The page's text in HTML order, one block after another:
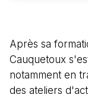
Après sa
Cauquetoux
notamment en
des ateliers